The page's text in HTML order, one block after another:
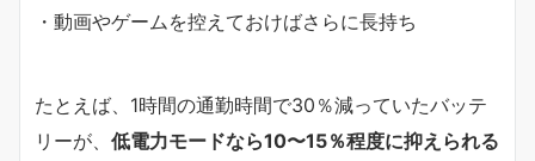
・動画やゲームを控えておけばさらに長持ち
たとえば、1時間の通勤時間で30％減っていたバッテ
リーが、 低電力モードなら10〜15％程度に抑えられる